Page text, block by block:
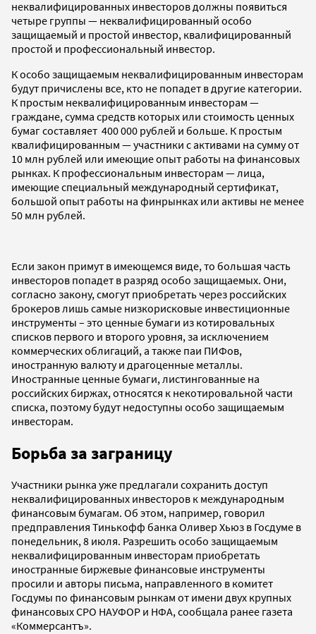
неквалифицированных инвесторов должны появиться
четыре группы — неквалифицированный особо
защищаемый и простой инвестор, квалифицированный
простой и профессиональный инвестор.
К особо защищаемым неквалифицированным инвесторам
будут причислены все, кто не попадет в другие категории.
К простым неквалифицированным инвесторам —
граждане, сумма средств которых или стоимость ценных
бумаг составляет 400 000 рублей и больше. К простым
квалифицированным — участники с активами на сумму от
10 млн рублей или имеющие опыт работы на финансовых
рынках. К профессиональным инвесторам — лица,
имеющие специальный международный сертификат,
большой опыт работы на финрынках или активы не менее
50 млн рублей.
Если закон примут в имеющемся виде, то большая часть
инвесторов попадет в разряд особо защищаемых. Они,
согласно закону, смогут приобретать через российских
брокеров лишь самые низкорисковые инвестиционные
инструменты – это ценные бумаги из котировальных
списков первого и второго уровня, за исключением
коммерческих облигаций, а также паи ПИФов,
иностранную валюту и драгоценные металлы.
Иностранные ценные бумаги, листингованные на
российских биржах, относятся к некотировальной части
списка, поэтому будут недоступны особо защищаемым
инвесторам.
Борьба за заграницу
Участники рынка уже предлагали сохранить доступ
неквалифицированных инвесторов к международным
финансовым бумагам. Об этом, например, говорил
предправления Тинькофф банка Оливер Хьюз в Госдуме в
понедельник, 8 июля. Разрешить особо защищаемым
неквалифицированным инвесторам приобретать
иностранные биржевые финансовые инструменты
просили и авторы письма, направленного в комитет
Госдумы по финансовым рынкам от имени двух крупных
финансовых СРО НАУФОР и НФА, сообщала ранее газета
«Коммерсантъ».